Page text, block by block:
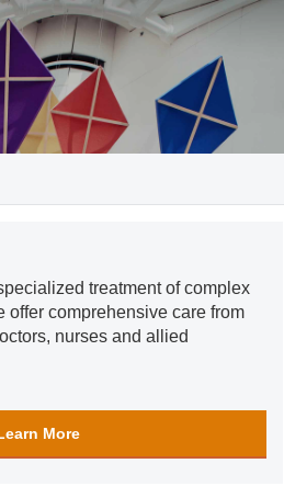
treatment of complex
offer comprehensive care from
nurses and allied
More